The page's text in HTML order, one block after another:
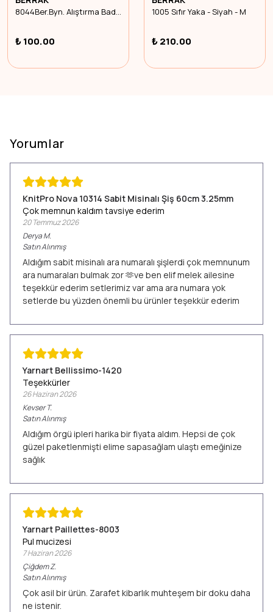
8044Ber.Byn. Alıştırma Bady Bustyr. - Gri - 11-12 Yaş
₺ 100.00
1005 Sıfır Yaka - Siyah - M
₺ 210.00
Yorumlar
KnitPro Nova 10314 Sabit Misinalı Şiş 60cm 3.25mm
Çok memnun kaldım tavsiye ederim
20 Temmuz 2026
DeryaM.
Satın Alınmış
Aldığım sabit misinalı ara numaralı şişlerdi çok memnunum
ara numaraları bulmak zor 🫶ve ben elif melek ailesine
teşekkür ederim setlerimiz var ama ara numara yok
setlerde bu yüzden önemli bu ürünler teşekkür ederim
Yarnart Bellissimo-1420
Teşekkürler
26 Haziran 2026
Kevser T.
Satın Alınmış
Aldığım örgü ipleri harika bir fiyata aldım. Hepsi de çok
güzel paketlenmişti elime sapasağlam ulaştı emeğinize
sağlık
Yarnart Paillettes-8003
Pul mucizesi
7 Haziran 2026
ÇiğdemZ.
Satın Alınmış
Çok asil bir ürün. Zarafet kibarlık muhteşem bir doku daha
ne istenir.